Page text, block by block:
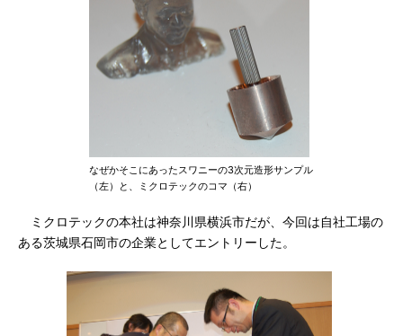
なぜかそこにあったスワニーの3次元造形サンプル
（左）と、ミクロテックのコマ（右）
ミクロテックの本社は神奈川県横浜市だが、今回は自社工場の
ある茨城県石岡市の企業としてエントリーした。